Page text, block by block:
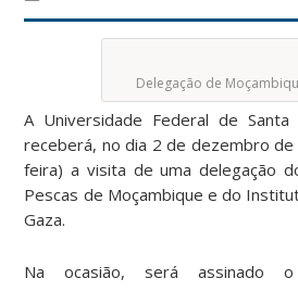
Delegação de
A Universidade Federal de Santa
receberá, no dia 2 de dezembro
feira) a visita de uma delegação
Pescas de Moçambique e do
Gaza.
Na ocasião, será assinado